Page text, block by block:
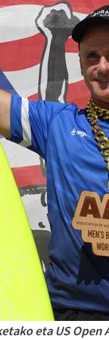
eta US